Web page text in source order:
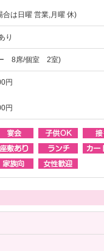
合は日曜 営業,月曜 休)
り
8席/個室 2室)
円
円